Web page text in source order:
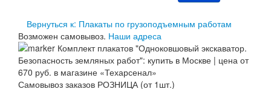
Вернуться к: Плакаты по грузоподъемным работам
Возможен самовывоз. Наши адреса
Самовывоз заказов РОЗНИЦА (от 1шт.)